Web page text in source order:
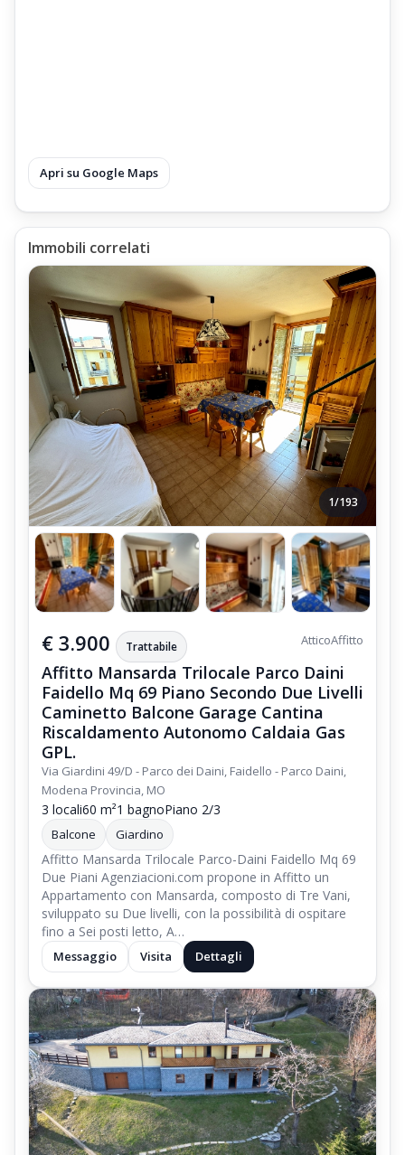
Apri su Google Maps
Immobili correlati
1/193
€ 3.900 Trattabile AtticoAffitto
Affitto Mansarda Trilocale Parco Daini
Faidello Mq 69 Piano Secondo Due Livelli
Caminetto Balcone Garage Cantina
Riscaldamento Autonomo Caldaia Gas
GPL.
Via Giardini 49/D - Parco dei Daini, Faidello - Parco Daini,
Modena Provincia, MO
3 locali60 m²1 bagnoPiano 2/3
Balcone Giardino
Affitto Mansarda Trilocale Parco-Daini Faidello Mq 69
Due Piani Agenziacioni.com propone in Affitto un
Appartamento con Mansarda, composto di Tre Vani,
sviluppato su Due livelli, con la possibilità di ospitare
fino a Sei posti letto, A…
Messaggio Visita Dettagli